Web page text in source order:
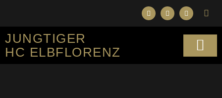
JUNGTIGER
HC ELBFLORENZ